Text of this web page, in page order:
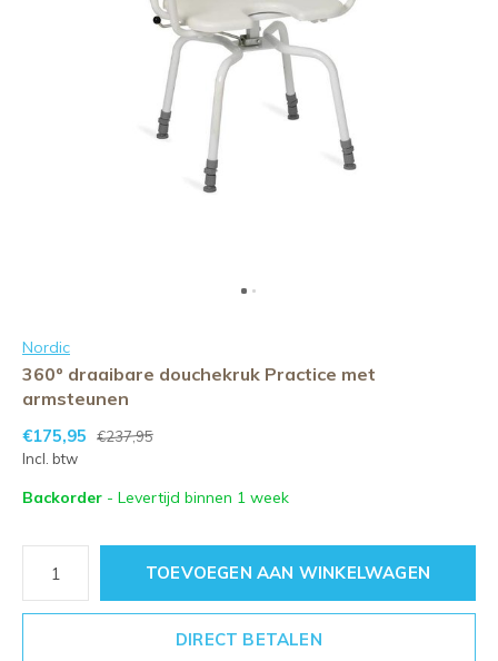
Nordic
360º draaibare douchekruk Practice met
armsteunen
€175,95
€237,95
Incl. btw
Backorder - Levertijd binnen 1 week
TOEVOEGEN AAN WINKELWAGEN
DIRECT BETALEN